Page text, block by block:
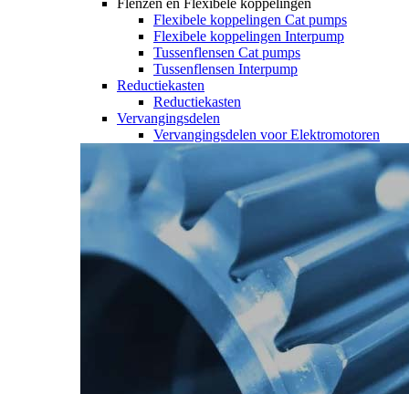
Flenzen en Flexibele koppelingen
Flexibele koppelingen Cat pumps
Flexibele koppelingen Interpump
Tussenflensen Cat pumps
Tussenflensen Interpump
Reductiekasten
Reductiekasten
Vervangingsdelen
Vervangingsdelen voor Elektromotoren